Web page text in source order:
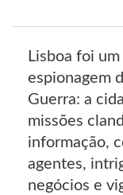
Lisboa foi
espionagem
Guerra: a
missões
informação,
agentes,
negócios e